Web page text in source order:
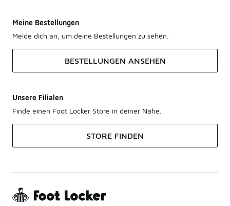
Meine Bestellungen
Melde dich an, um deine Bestellungen zu sehen.
BESTELLUNGEN ANSEHEN
Unsere Filialen
Finde einen Foot Locker Store in deiner Nähe.
STORE FINDEN